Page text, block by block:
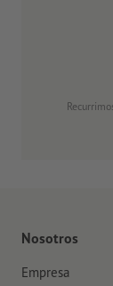
Nosotros
Empresa